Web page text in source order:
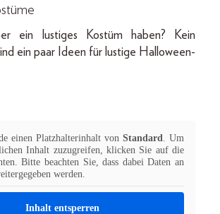
ein lustiges Kostüm haben? Kein
ein paar Ideen für lustige Halloween-
einen Platzhalterinhalt von Standard. Um
Inhalt zuzugreifen, klicken Sie auf die
Bitte beachten Sie, dass dabei Daten an
werden.
Inhalt entsperren